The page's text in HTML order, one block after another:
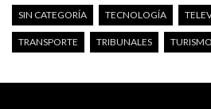
SIN CATEGORÍA TECNOLOGÍA
TRANSPORTE TRIBUNALES TURISMO